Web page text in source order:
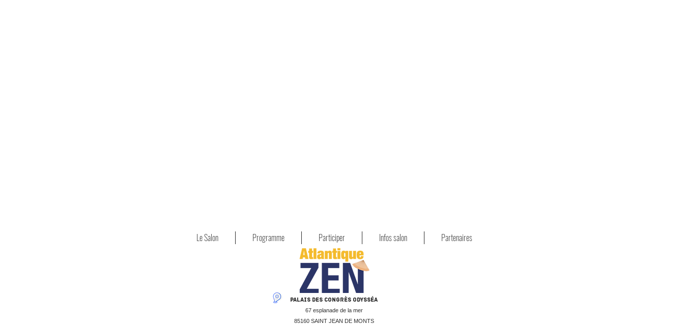
Le Salon Programme Participer Infos salon Partenaires
Palais des Congrès Odysséa
67 esplanade de la mer
85160 SAINT JEAN DE MONTS